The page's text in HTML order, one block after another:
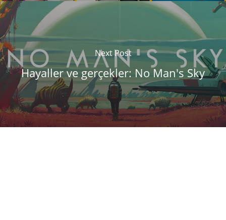
Next Post
Hayaller ve gerçekler: No Man's Sky